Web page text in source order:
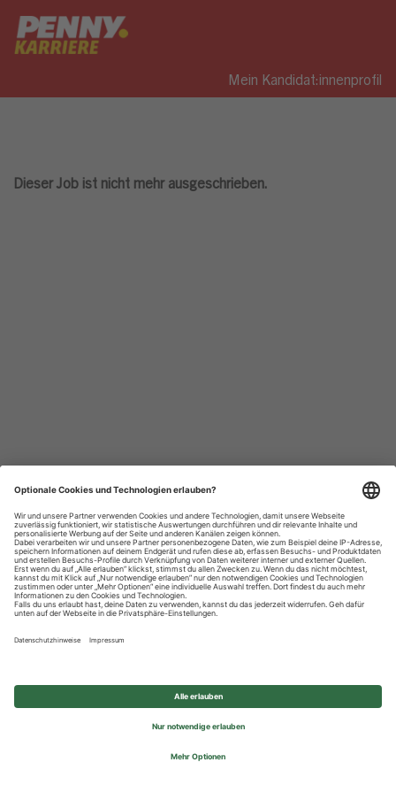
Mein Kandidat:innenprofil
Dieser Job ist nicht mehr ausgeschrieben.
Datenschutzhinweise
Impressum
Privatsphäre-Einstellungen
© 2026 REWE Group - All rights reserved